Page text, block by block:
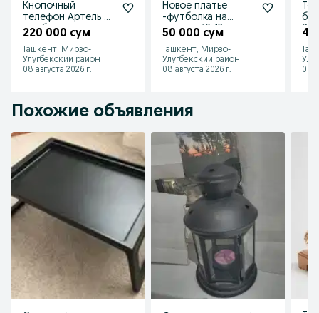
Кнопочный
телефон Артель Х5
в рабочем
220 000 сум
Ташкент, Мирзо-
Улугбекский район
08 августа 2026 г.
Новое платье
-футболка на
девочку 10-12
лет,недорого
50 000 сум
Ташкент, Мирзо-
Улугбекский район
08 августа 2026 г.
8-
40
08
Похожие объявления